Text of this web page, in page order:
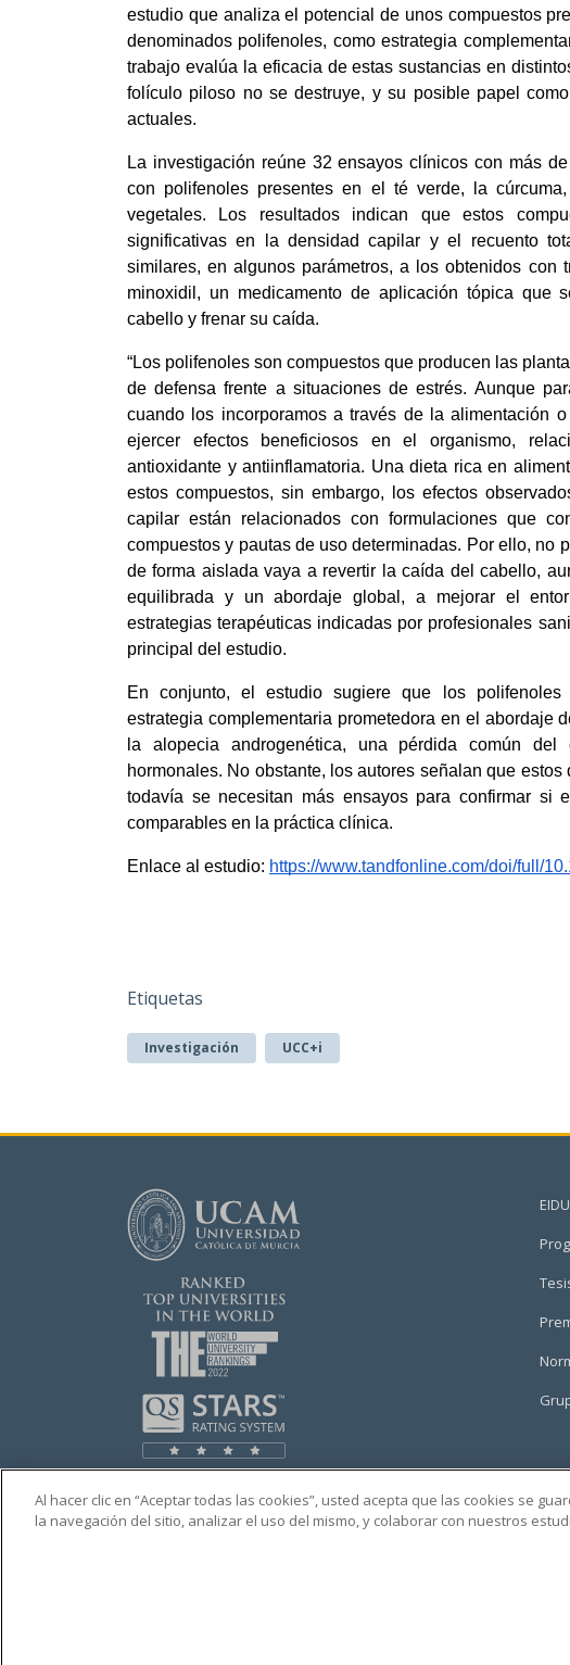
estudio que analiza el potencial de unos compuestos
denominados polifenoles, como estrategia
trabajo evalúa la eficacia de estas sustancias en
folículo piloso no se destruye, y su posible papel
actuales.
La investigación reúne 32 ensayos clínicos con más
con polifenoles presentes en el té verde, la
vegetales. Los resultados indican que estos
significativas en la densidad capilar y el recuento
similares, en algunos parámetros, a los obtenidos con
minoxidil, un medicamento de aplicación tópica que
cabello y frenar su caída.
“Los polifenoles son compuestos que producen las
de defensa frente a situaciones de estrés. Aunque
cuando los incorporamos a través de la alimentación
ejercer efectos beneficiosos en el organismo,
antioxidante y antiinflamatoria. Una dieta rica en
estos compuestos, sin embargo, los efectos
capilar están relacionados con formulaciones que
compuestos y pautas de uso determinadas. Por ello, no
de forma aislada vaya a revertir la caída del cabello,
equilibrada y un abordaje global, a mejorar el
estrategias terapéuticas indicadas por profesionales
principal del estudio.
En conjunto, el estudio sugiere que los polifenoles
estrategia complementaria prometedora en el abordaje
la alopecia androgenética, una pérdida común
hormonales. No obstante, los autores señalan que
todavía se necesitan más ensayos para confirmar si
comparables en la práctica clínica.
Enlace al estudio: https://www.tandfonline.com/doi/full/
Etiquetas
Investigación UCC+i
Al hacer clic en “Aceptar todas las cookies”, usted acepta que las cookies se
la navegación del sitio, analizar el uso del mismo, y colaborar con nuestros